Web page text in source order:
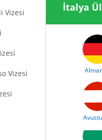
Vizesi
Vizesi